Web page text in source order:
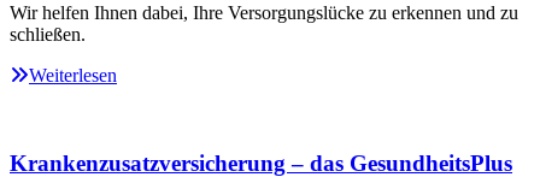
Wir helfen Ihnen dabei, Ihre Versorgungslücke zu erkennen und zu
schließen.
Weiterlesen
Krankenzusatzversicherung – das GesundheitsPlus